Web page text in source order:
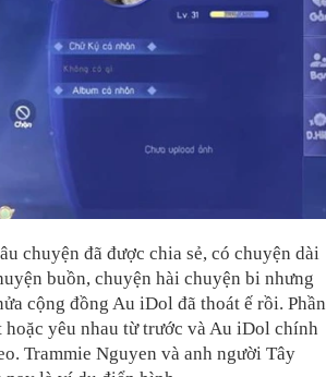
chuyện đã được chia sẻ, có chuyện dài
buồn, chuyện hài chuyện bi nhưng
cộng đồng Au iDol đã thoát ế rồi. Phần
hoặc yêu nhau từ trước và Au iDol chính
Trammie Nguyen và anh người Tây